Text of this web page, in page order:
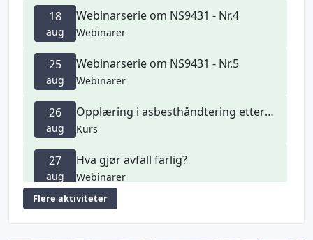
18
aug
Webinarserie om NS9431 - Nr.4
Webinarer
25
aug
Webinarserie om NS9431 - Nr.5
Webinarer
26
aug
Opplæring i asbesthåndtering etter nytt regelverk - Lillehammer
Kurs
27
aug
Hva gjør avfall farlig?
Webinarer
01
Flere aktiviteter